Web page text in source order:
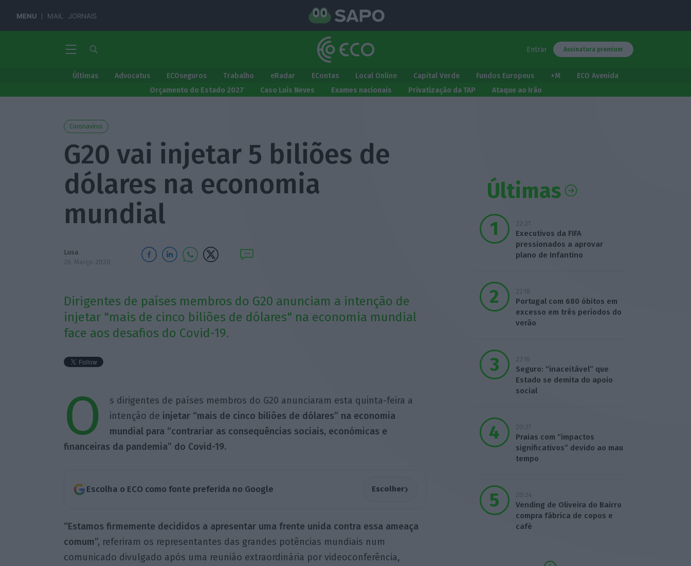
MENU MAIL JORNAIS
Entrar Assinatura premium
Últimas Advocatus ECOseguros Trabalho eRadar EContas Local Online Capital Verde Fundos Europeus +M
ECO Avenida
Orçamento do Estado 2027
Caso Luís Neves Exames nacionais Privatização da TAP Ataque ao Irão
Coronavírus
G20 vai injetar 5 biliões de
dólares na economia
mundial
Lusa
26 Março 2020
Dirigentes de países membros do G20 anunciam a intenção de
injetar "mais de cinco biliões de dólares" na economia mundial
face aos desafios do Covid-19.
O
s dirigentes de países membros do G20 anunciaram esta quinta-feira a
intenção de injetar “mais de cinco biliões de dólares” na economia
mundial para “contrariar as consequências sociais, económicas e
financeiras da pandemia” do Covid-19.
Escolha o ECO como fonte preferida no Google Escolher›
“Estamos firmemente decididos a apresentar uma frente unida contra essa ameaça
comum”, referiram os representantes das grandes potências mundiais num
comunicado divulgado após uma reunião extraordinária por videoconferência,
Últimas
22:21
Executivos da FIFA
pressionados a aprovar
plano de Infantino
22:18
Portugal com 680 óbitos em
excesso em três períodos do
verão
22:16
Seguro: “inaceitável” que
Estado se demita do apoio
social
20:27
Praias com “impactos
significativos” devido ao mau
tempo
20:24
Vending de Oliveira do Bairro
compra fábrica de copos e
café